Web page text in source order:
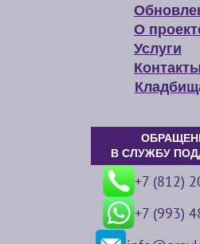
О
Услуги
Контакты
В СЛУЖБУ
+7 (812)
+7 (993)